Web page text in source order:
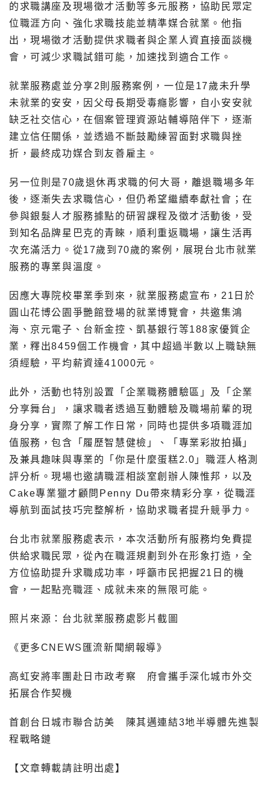
的求職講座及現場徵才活動等多元服務，協助民眾定
位職涯方向、強化求職技能並精準媒合就業。他指
出，現場徵才活動提供求職者與企業人資直接面談機
會，可減少求職試錯可能，加速找到適合工作。
就業服務處並分享2則服務案例，一位是17歲未升學
未就業的安安，因父母長期受毒癮影響，自小安安就
缺乏社交信心，在個案管理資源站輔導陪伴下，逐漸
建立信任關係，並透過不斷鼓勵練習面對求職與挫
折，最終成功媒合到友善雇主。
另一位則是70歲退休再求職的何大哥，離退職場多年
後，逐漸失去求職信心，但仍希望繼續奉獻社會；在
參與銀髮人才服務據點的研習課程及徵才活動後，受
到知名品牌星巴克的青睞，順利重返職場，讓生活再
次充滿活力。從17歲到70歲的案例，展現台北市就業
服務的專業與溫度。
因應大專院校畢業季到來，就業服務處宣布，21日於
圓山花博公園爭艷館登場的就業博覽會，共邀集鴻
海、京元電子、台新金控、凱基銀行等188家優質企
業，釋出8459個工作機會，其中超過半數以上職缺無
須經驗，平均薪資達41000元。
此外，活動也特別設置「企業職務體驗區」及「企業
分享舞台」，讓求職者透過互動體驗及職場前輩的現
身分享，實際了解工作日常，同時也提供多項職涯加
值服務，包含「履歷智慧健檢」、「專業彩妝拍攝」
及兼具趣味與專業的「你是什麼蛋糕2.0」職涯人格測
評分析。現場也邀請職涯相談室創辦人陳惟邦，以及
Cake專業獵才顧問Penny Du帶來精彩分享，從職涯
導航到面試技巧完整解析，協助求職者提升競爭力。
台北市就業服務處表示，本次活動所有服務均免費提
供給求職民眾，從內在職涯規劃到外在形象打造，全
方位協助提升求職成功率，呼籲市民把握21日的機
會，一起點亮職涯、成就未來的無限可能。
照片來源：台北就業服務處影片截圖
《更多CNEWS匯流新聞網報導》
高虹安將率團赴日市政考察 府會攜手深化城市外交
拓展合作契機
首創台日城市聯合訪美 陳其邁連結3地半導體先進製
程戰略鏈
【文章轉載請註明出處】